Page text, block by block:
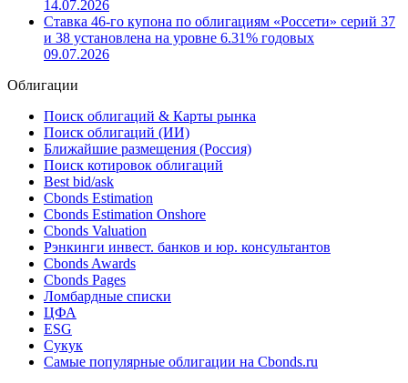
14.07.2026
Ставка 46-го купона по облигациям «Россети» серий 37
и 38 установлена на уровне 6.31% годовых
09.07.2026
Облигации
Поиск облигаций & Карты рынка
Поиск облигаций (ИИ)
Ближайшие размещения (Россия)
Поиск котировок облигаций
Best bid/ask
Cbonds Estimation
Cbonds Estimation Onshore
Cbonds Valuation
Рэнкинги инвест. банков и юр. консультантов
Cbonds Awards
Cbonds Pages
Ломбардные списки
ЦФА
ESG
Сукук
Самые популярные облигации на Cbonds.ru